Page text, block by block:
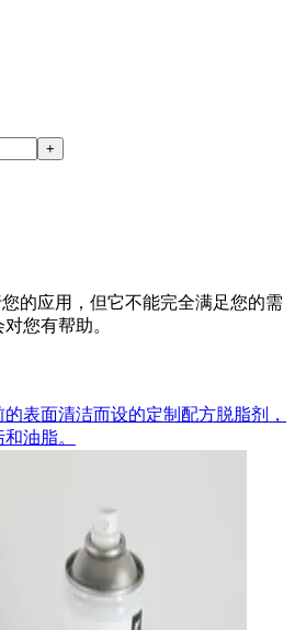
+
的应用，但它不能完全满足您的需
您有帮助。
表面清洁而设的定制配方脱脂剂，
油脂。